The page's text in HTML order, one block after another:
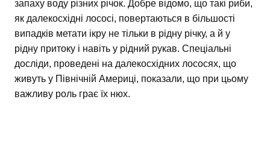
запаху воду різних річок. Добре відомо, що такі риби,
як далекосхідні лососі, повертаються в більшості
випадків метати ікру не тільки в рідну річку, а й у
рідну притоку і навіть у рідний рукав. Спеціальні
досліди, проведені на далекосхідних лососях, що
живуть у Північній Америці, показали, що при цьому
важливу роль грає їх нюх.